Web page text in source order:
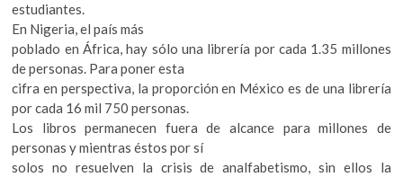
estudiantes.
En Nigeria, el país más
poblado en África, hay sólo una librería por cada 1.35 millones
de personas. Para poner esta
cifra en perspectiva, la proporción en México es de una librería
por cada 16 mil 750 personas.
Los libros permanecen fuera de alcance para millones de
personas y mientras éstos por sí
solos no resuelven la crisis de analfabetismo, sin ellos la